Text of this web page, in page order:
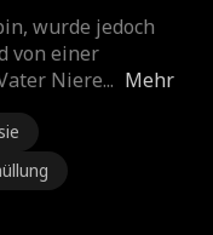
Mehr
wurde jedoch
von einer
Niere...